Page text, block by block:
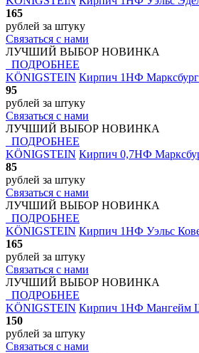
165
рублей за штуку
Связаться с нами
ЛУЧШИЙ ВЫБОР НОВИНКА
ПОДРОБНЕЕ
KÖNIGSTEIN Кирпич 1НФ
95
рублей за штуку
Связаться с нами
ЛУЧШИЙ ВЫБОР НОВИНКА
ПОДРОБНЕЕ
KÖNIGSTEIN Кирпич 0,7НФ
85
рублей за штуку
Связаться с нами
ЛУЧШИЙ ВЫБОР НОВИНКА
ПОДРОБНЕЕ
KÖNIGSTEIN Кирпич 1НФ Уэльс
165
рублей за штуку
Связаться с нами
ЛУЧШИЙ ВЫБОР НОВИНКА
ПОДРОБНЕЕ
KÖNIGSTEIN Кирпич 1НФ Мангейм
150
рублей за штуку
Связаться с нами